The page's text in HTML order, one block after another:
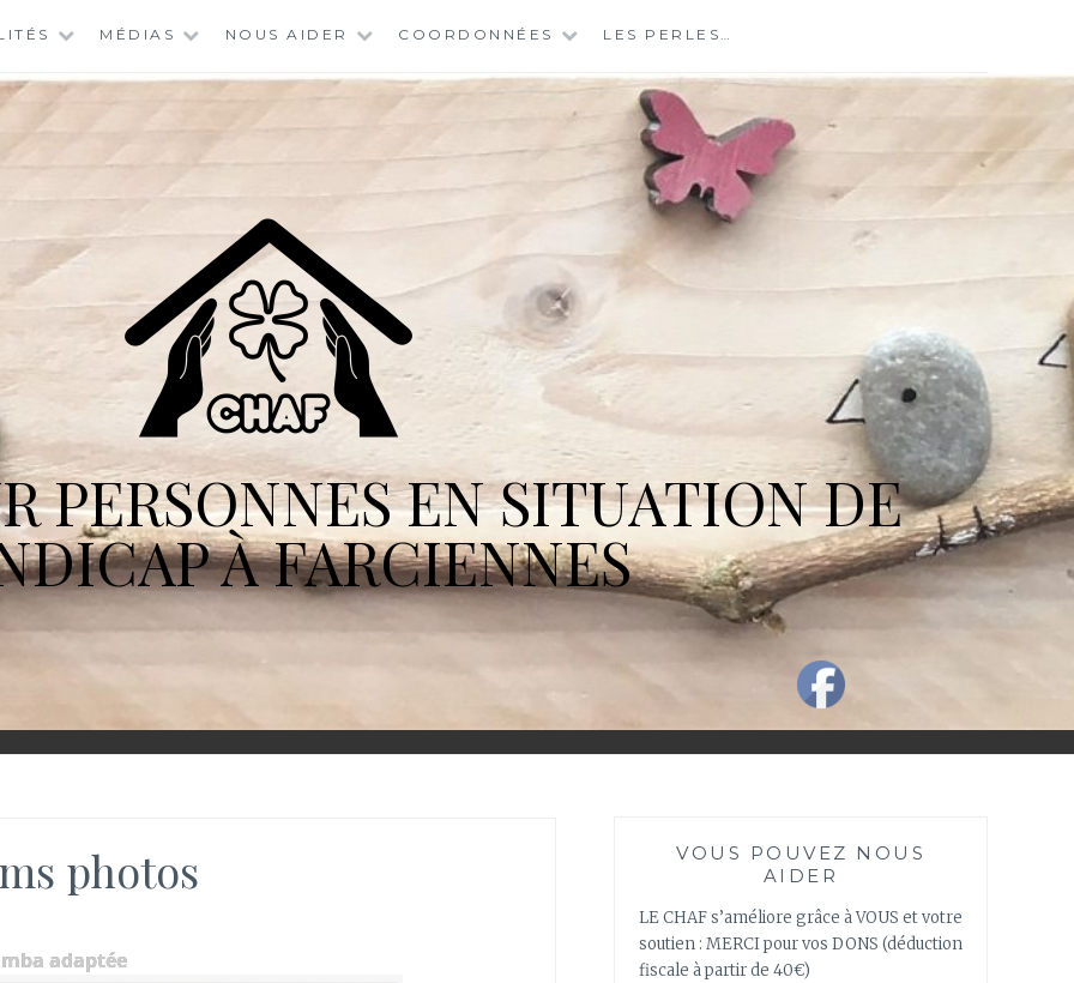
MÉDIAS NOUS AIDER COORDONNÉES LES PERLES…
PERSONNES EN SITUATION DE
À FARCIENNES
photos
adaptée
VOUS POUVEZ NOUS
AIDER
LE CHAF s’améliore grâce à VOUS et votre
soutien : MERCI pour vos DONS (déduction
fiscale à partir de 40€)